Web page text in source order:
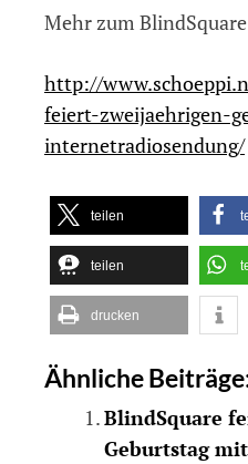
Mehr zum
http://
feiert-zweijaehrigen-
internetradiosendung/
teilen
teilen
drucken
Ähnliche
BlindSquare
Geburtstag